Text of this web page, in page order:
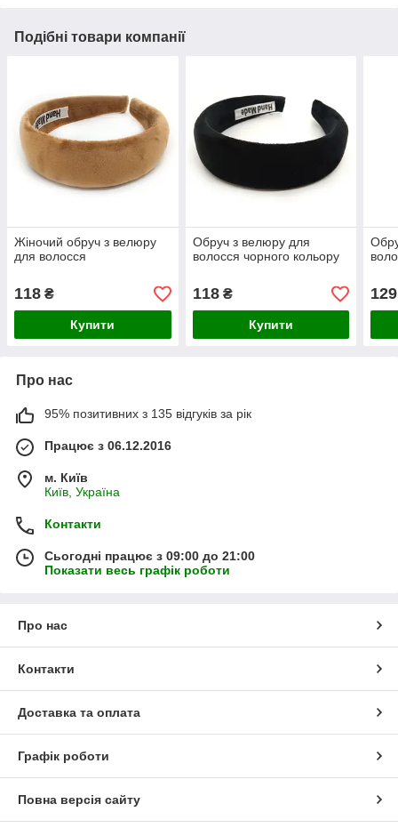
Подібні товари компанії
Жіночий обруч з велюру
для волосся
118 ₴
Купити
Обруч з велюру для
волосся чорного кольору
118₴
Купити
129
Про нас
95% позитивних з 135 відгуків за рік
Працює з 06.12.2016
м. Київ
Київ, Україна
Контакти
Сьогодні працює з 09:00 до 21:00
Показати весь графік роботи
Про нас
Контакти
Доставка та оплата
Графік роботи
Повна версія сайту